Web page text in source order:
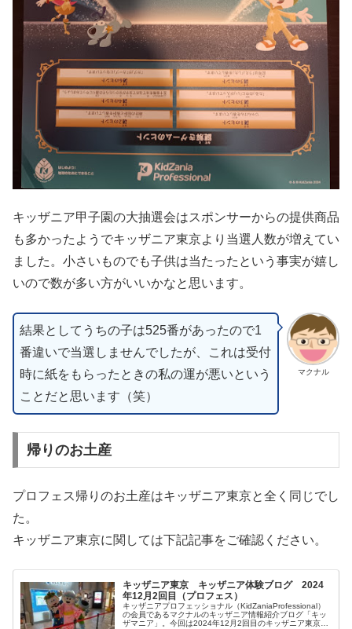
キッザニア甲子園の大抽選会はスポンサーからの提供商品
も多かったようでキッザニア東京より当選人数が増えてい
ました。小さいものでも子供は当たったという事実が嬉し
いので数が多い方がいいかなと思います。
マクナル
結果としてうちの子は525番があったので1
番違いで当選しませんでしたが、これは受付
時に紙をもらったときの私の運が悪いという
ことだと思います（笑）
帰りのお土産
プロフェス帰りのお土産はキッザニア東京と全く同じでし
た。
キッザニア東京に関しては下記記事をご確認ください。
キッザニア東京 キッザニア体験ブログ 2024
年12月2回目（プロフェス）
キッザニアプロフェッショナル（KidZaniaProfessional）
の会員であるマクナルのキッザニア情報紹介ブログ「キッ
ザマニア」。今回は2024年12月2回目のキッザニア東京体